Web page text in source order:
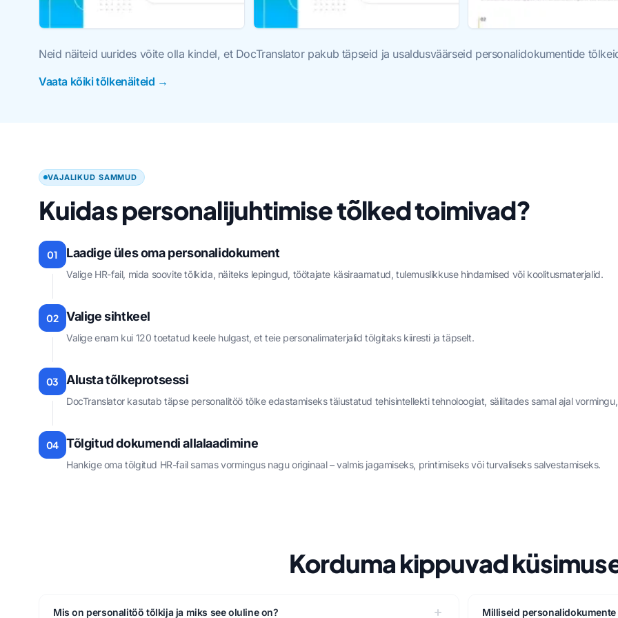
Neid näiteid uurides võite olla kindel, et DocTranslator pakub täpseid ja usaldusväärseid personalidokumentide
Vaata kõiki tõlkenäiteid →
VAJALIKUD SAMMUD
Kuidas personalijuhtimise tõlked toimivad?
01 Laadige üles oma personalidokument
Valige HR-fail, mida soovite tõlkida, näiteks lepingud, töötajate käsiraamatud, tulemuslikkuse hindamised või koolitusmaterjalid.
02 Valige sihtkeel
Valige enam kui 120 toetatud keele hulgast, et teie personalimaterjalid tõlgitaks kiiresti ja täpselt.
03 Alusta tõlkeprotsessi
DocTranslator kasutab täpse personalitöö tõlke edastamiseks täiustatud tehisintellekti tehnoloogiat, säilitades samal ajal
04 Tõlgitud dokumendi allalaadimine
Hankige oma tõlgitud HR-fail samas vormingus nagu originaal – valmis jagamiseks, printimiseks või turvaliseks salvestamiseks.
Korduma kippuvad
Mis on personalitöö tõlkija ja miks see oluline on? Milliseid